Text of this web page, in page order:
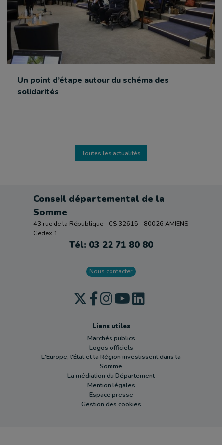
Un point d’étape autour du schéma des
solidarités
Toutes les actualités
Conseil départemental de la
Somme
43 rue de la République - CS 32615 - 80026 AMIENS
Cedex 1
Tél: 03 22 71 80 80
Nous contacter
Liens utiles
Marchés publics
Logos officiels
L'Europe, l'État et la Région investissent dans la
Somme
La médiation du Département
Mention légales
Espace presse
Gestion des cookies